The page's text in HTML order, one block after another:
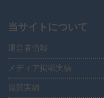
当サイトについて
運営者情報
メディア掲載実績
協賛実績